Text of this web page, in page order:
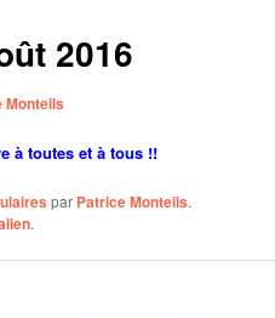
2016
Monteils
à toutes et à tous !!
par Patrice Monteils.
.